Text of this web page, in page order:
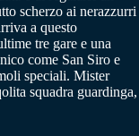
scherzo ai nerazzurri
a questo
tre gare e una
come San Siro e
speciali. Mister
squadra guardinga,